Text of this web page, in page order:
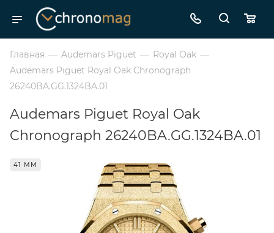
Главная — Audemars Piguet — Royal Oak —
Audemars Piguet Royal Oak Chronograph
26240BA.GG.1324BA.01
Audemars Piguet Royal Oak
Chronograph 26240BA.GG.1324BA.01
41 ММ